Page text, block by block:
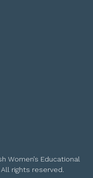
Women’s Educational
rights reserved.